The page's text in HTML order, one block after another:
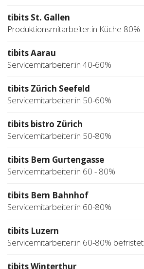
tibits St. Gallen
Produktionsmitarbeiter:in Küche 80%
tibits Aarau
Servicemitarbeiter:in 40-60%
tibits Zürich Seefeld
Servicemitarbeiter:in 50-60%
tibits bistro Zürich
Servicemitarbeiter:in 50-80%
tibits Bern Gurtengasse
Servicemitarbeiter:in 60 - 80%
tibits Bern Bahnhof
Servicemitarbeiter:in 60-80%
tibits Luzern
Servicemitarbeiter:in 60-80% befristet
tibits Winterthur